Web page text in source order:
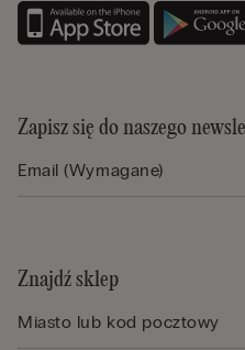
Zapisz się do naszego
Znajdź sklep